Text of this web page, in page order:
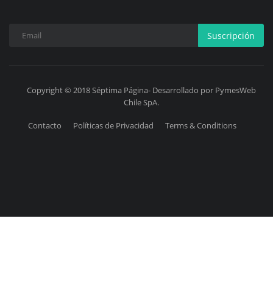
Suscripción
Copyright © 2018 Séptima Página- Desarrollado por PymesWeb
Chile SpA.
Contacto Políticas de Privacidad Terms & Conditions